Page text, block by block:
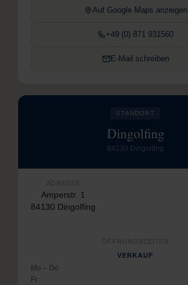
Auf Google Maps anzeigen
+49 (0) 871 931560
E-Mail schreiben
STANDORT
Dingolfing
84130 Dingolfing
ADRESSE
Amperstr. 1
84130 Dingolfing
ÖFFNUNGSZEITEN
VERKAUF
Mo – Do
Fr